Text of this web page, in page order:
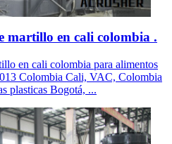
martillo en cali colombia .
en cali colombia para alimentos
Colombia Cali, VAC, Colombia
plasticas Bogotá, ...